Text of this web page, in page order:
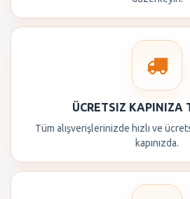
ÜCRETSIZ KAPINIZA
Tüm alışverişlerinizde hızlı ve
kapınızda.